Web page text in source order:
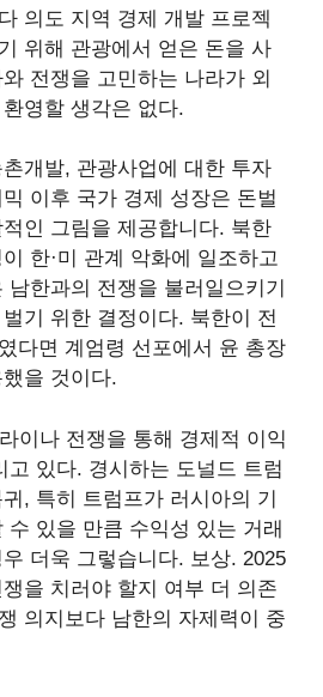
의도 지역 경제 개발 프로젝
위해 관광에서 얻은 돈을 사
전쟁을 고민하는 나라가 외
영할 생각은 없다.
개발, 관광사업에 대한 투자
믹 이후 국가 경제 성장은 돈벌
인 그림을 제공합니다. 북한
한·미 관계 악화에 일조하고
한과의 전쟁을 불러일으키기
기 위한 결정이다. 북한이 전
다면 계엄령 선포에서 윤 총장
을 것이다.
이나 전쟁을 통해 경제적 이익
고 있다. 경시하는 도널드 트럼
, 특히 트럼프가 러시아의 기
수 있을 만큼 수익성 있는 거래
더욱 그렇습니다. 보상. 2025
을 치러야 할지 여부 더 의존
의지보다 남한의 자제력이 중